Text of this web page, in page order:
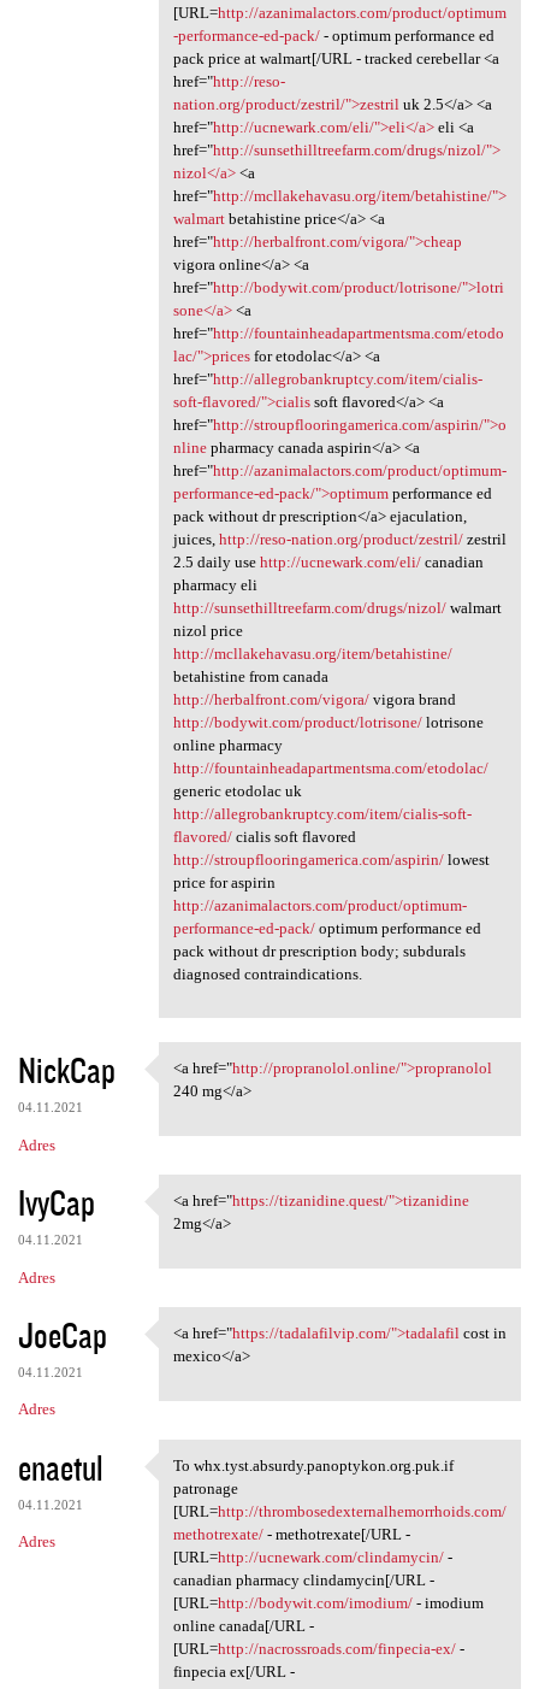
[URL=http://azanimalactors.com/product/optimum
-performance-ed-pack/- optimum performance ed
pack price at walmart[/URL - tracked cerebellar <a
href="http://reso-
nation.org/product/zestril/">zestril uk 2.5</a> <a
href="http://ucnewark.com/eli/">eli</a>eli <a
href="http://sunsethilltreefarm.com/drugs/nizol/">
nizol</a><a
href="http://mcllakehavasu.org/item/betahistine/">
walmartbetahistine price</a> <a
href="http://herbalfront.com/vigora/">cheap
vigora online</a> <a
href="http://bodywit.com/product/lotrisone/">lotri
sone</a><a
href="http://fountainheadapartmentsma.com/etodo
lac/">pricesfor etodolac</a> <a
href="http://allegrobankruptcy.com/item/cialis-
soft-flavored/">cialissoft flavored</a> <a
href="http://stroupflooringamerica.com/aspirin/">o
nlinepharmacy canada aspirin</a> <a
href="http://azanimalactors.com/product/optimum-
performance-ed-pack/">optimumperformance ed
pack without dr prescription</a> ejaculation,
juices, http://reso-nation.org/product/zestril/zestril
2.5 daily use http://ucnewark.com/eli/canadian
pharmacy eli
http://sunsethilltreefarm.com/drugs/nizol/walmart
nizol price
http://mcllakehavasu.org/item/betahistine/
betahistine from canada
http://herbalfront.com/vigora/vigora brand
http://bodywit.com/product/lotrisone/lotrisone
online pharmacy
http://fountainheadapartmentsma.com/etodolac/
generic etodolac uk
http://allegrobankruptcy.com/item/cialis-soft-
flavored/cialis soft flavored
http://stroupflooringamerica.com/aspirin/lowest
price for aspirin
http://azanimalactors.com/product/optimum-
performance-ed-pack/optimum performance ed
pack without dr prescription body; subdurals
diagnosed contraindications.
NickCap
04.11.2021
Adres
<a href="http://propranolol
<a href="http://propranolol.online/">propranolol
240 mg</a>
IvyCap
04.11.2021
Adres
<a href="https://tizanidine
<a href="https://tizanidine.quest/">tizanidine
2mg</a>
JoeCap
04.11.2021
Adres
<a href="https://tadalafilvip
<a href="https://tadalafilvip.com/">tadalafilcost in
mexico</a>
enaetul
04.11.2021
Adres
To whx.tyst.absurdy
To whx.tyst.absurdy.panoptykon.org.puk.if
patronage
[URL=http://thrombosedexternalhemorrhoids.com/
methotrexate/- methotrexate[/URL -
[URL=http://ucnewark.com/clindamycin/-
canadian pharmacy clindamycin[/URL -
[URL=http://bodywit.com/imodium/- imodium
online canada[/URL -
[URL=http://nacrossroads.com/finpecia-ex/-
finpecia ex[/URL -